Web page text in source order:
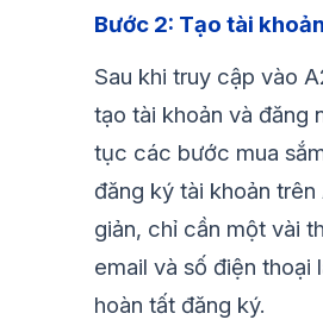
Bước 2: Tạo tài
Sau khi truy cập vào
tạo tài khoản và đăng
tục các bước mua
đăng ký tài khoản trên
giản, chỉ cần một vài
email và số điện thoại
hoàn tất đăng ký.